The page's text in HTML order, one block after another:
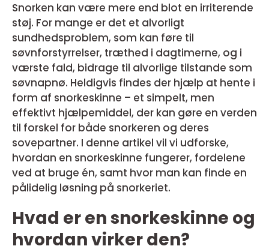
Snorken kan være mere end blot en irriterende
støj. For mange er det et alvorligt
sundhedsproblem, som kan føre til
søvnforstyrrelser, træthed i dagtimerne, og i
værste fald, bidrage til alvorlige tilstande som
søvnapnø. Heldigvis findes der hjælp at hente i
form af snorkeskinne – et simpelt, men
effektivt hjælpemiddel, der kan gøre en verden
til forskel for både snorkeren og deres
sovepartner. I denne artikel vil vi udforske,
hvordan en snorkeskinne fungerer, fordelene
ved at bruge én, samt hvor man kan finde en
pålidelig løsning på snorkeriet.
Hvad er en snorkeskinne og
hvordan virker den?